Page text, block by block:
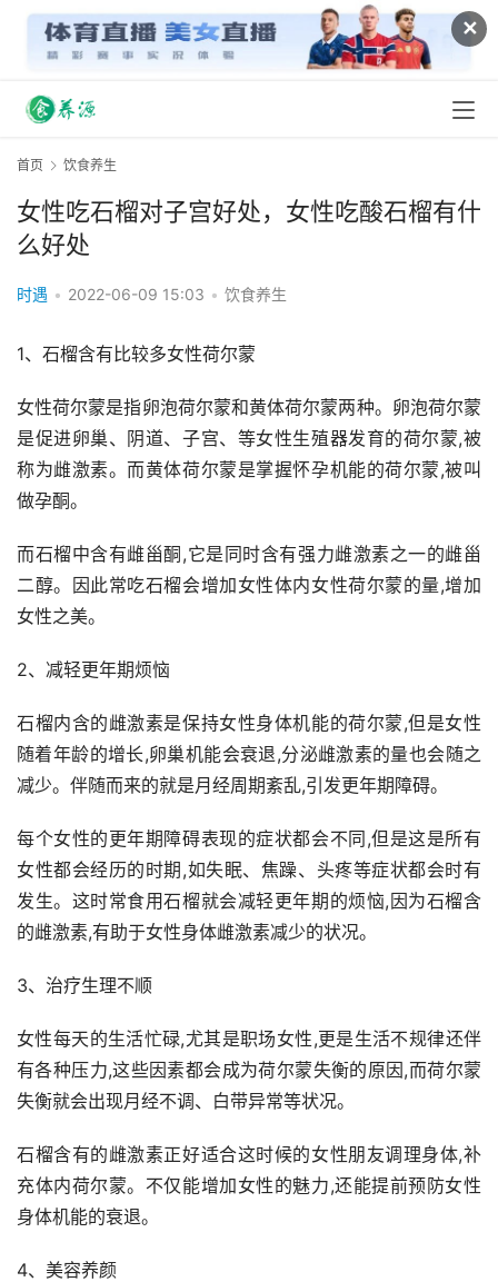
✕
首页 饮食养生
女性吃石榴对子宫好处，女性吃酸石榴有什
么好处
时遇 • 2022-06-09 15:03 • 饮食养生
1、石榴含有比较多女性荷尔蒙
女性荷尔蒙是指卵泡荷尔蒙和黄体荷尔蒙两种。卵泡荷尔蒙
是促进卵巢、阴道、子宫、等女性生殖器发育的荷尔蒙,被
称为雌激素。而黄体荷尔蒙是掌握怀孕机能的荷尔蒙,被叫
做孕酮。
而石榴中含有雌甾酮,它是同时含有强力雌激素之一的雌甾
二醇。因此常吃石榴会增加女性体内女性荷尔蒙的量,增加
女性之美。
2、减轻更年期烦恼
石榴内含的雌激素是保持女性身体机能的荷尔蒙,但是女性
随着年龄的增长,卵巢机能会衰退,分泌雌激素的量也会随之
减少。伴随而来的就是月经周期紊乱,引发更年期障碍。
每个女性的更年期障碍表现的症状都会不同,但是这是所有
女性都会经历的时期,如失眠、焦躁、头疼等症状都会时有
发生。这时常食用石榴就会减轻更年期的烦恼,因为石榴含
的雌激素,有助于女性身体雌激素减少的状况。
3、治疗生理不顺
女性每天的生活忙碌,尤其是职场女性,更是生活不规律还伴
有各种压力,这些因素都会成为荷尔蒙失衡的原因,而荷尔蒙
失衡就会出现月经不调、白带异常等状况。
石榴含有的雌激素正好适合这时候的女性朋友调理身体,补
充体内荷尔蒙。不仅能增加女性的魅力,还能提前预防女性
身体机能的衰退。
4、美容养颜